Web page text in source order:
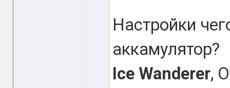
Настройки
аккамулятор?
Ice Wanderer,